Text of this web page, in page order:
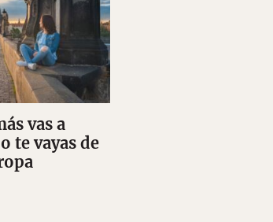
vas a
te vayas de